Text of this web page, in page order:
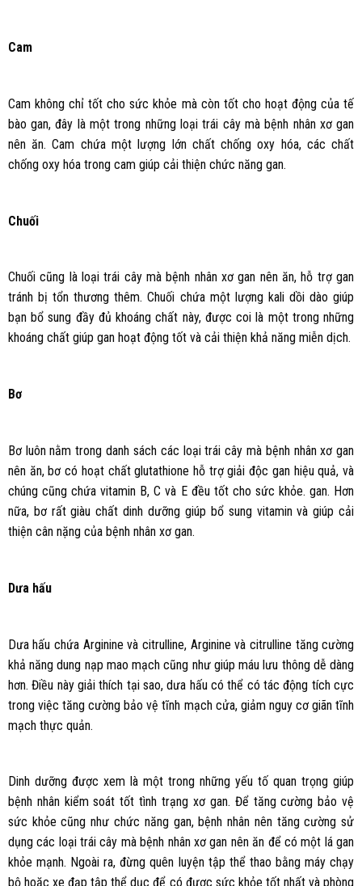
Cam
Cam không chỉ tốt cho sức khỏe mà còn tốt cho hoạt động của tế
bào gan, đây là một trong những loại trái cây mà bệnh nhân xơ gan
nên ăn. Cam chứa một lượng lớn chất chống oxy hóa, các chất
chống oxy hóa trong cam giúp cải thiện chức năng gan.
Chuối
Chuối cũng là loại trái cây mà bệnh nhân xơ gan nên ăn, hỗ trợ gan
tránh bị tổn thương thêm. Chuối chứa một lượng kali dồi dào giúp
bạn bổ sung đầy đủ khoáng chất này, được coi là một trong những
khoáng chất giúp gan hoạt động tốt và cải thiện khả năng miễn dịch.
Bơ
Bơ luôn nằm trong danh sách các loại trái cây mà bệnh nhân xơ gan
nên ăn, bơ có hoạt chất glutathione hỗ trợ giải độc gan hiệu quả, và
chúng cũng chứa vitamin B, C và E đều tốt cho sức khỏe. gan. Hơn
nữa, bơ rất giàu chất dinh dưỡng giúp bổ sung vitamin và giúp cải
thiện cân nặng của bệnh nhân xơ gan.
Dưa hấu
Dưa hấu chứa Arginine và citrulline, Arginine và citrulline tăng cường
khả năng dung nạp mao mạch cũng như giúp máu lưu thông dễ dàng
hơn. Điều này giải thích tại sao, dưa hấu có thể có tác động tích cực
trong việc tăng cường bảo vệ tĩnh mạch cửa, giảm nguy cơ giãn tĩnh
mạch thực quản.
Dinh dưỡng được xem là một trong những yếu tố quan trọng giúp
bệnh nhân kiểm soát tốt tình trạng xơ gan. Để tăng cường bảo vệ
sức khỏe cũng như chức năng gan, bệnh nhân nên tăng cường sử
dụng các loại trái cây mà bệnh nhân xơ gan nên ăn để có một lá gan
khỏe mạnh. Ngoài ra, đừng quên luyện tập thể thao bằng máy chạy
bộ hoặc xe đạp tập thể dục để có được sức khỏe tốt nhất và phòng